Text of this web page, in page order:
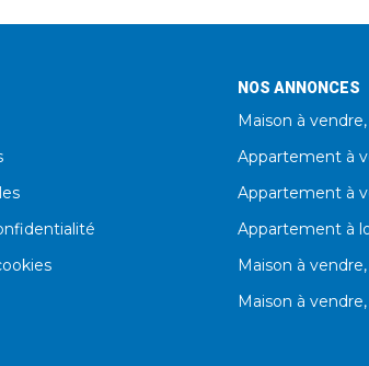
NOS ANNONCES
Maison à
Appartement à
Appartement à
Appartement à
Maison à
Maison à